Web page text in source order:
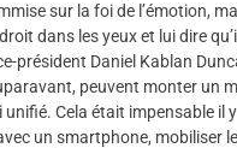
sur la foi de l’émotion,
dans les yeux et lui dire
président Daniel Kablan
peuvent monter un
Cela était impensable il
un smartphone, mobiliser